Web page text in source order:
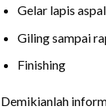
Gelar lapis
Giling sampai
Finishing
Demikianlah